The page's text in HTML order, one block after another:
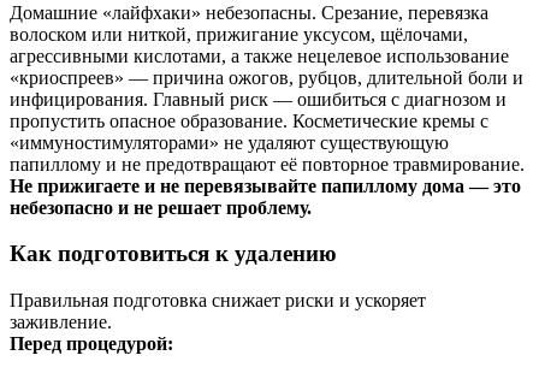
Домашние «лайфхаки» небезопасны. Срезание, перевязка
волоском или ниткой, прижигание уксусом, щёлочами,
агрессивными кислотами, а также нецелевое использование
«криоспреев» — причина ожогов, рубцов, длительной боли и
инфицирования. Главный риск — ошибиться с диагнозом и
пропустить опасное образование. Косметические кремы с
«иммуностимуляторами» не удаляют существующую
папиллому и не предотвращают её повторное травмирование.
Не прижигаете и не перевязывайте папиллому дома — это
небезопасно и не решает проблему.
Как подготовиться к удалению
Правильная подготовка снижает риски и ускоряет
заживление.
Перед процедурой: